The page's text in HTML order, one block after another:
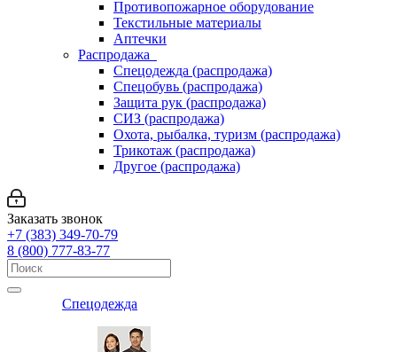
Противопожарное оборудование
Текстильные материалы
Аптечки
Распродажа
Спецодежда (распродажа)
Спецобувь (распродажа)
Защита рук (распродажа)
СИЗ (распродажа)
Охота, рыбалка, туризм (распродажа)
Трикотаж (распродажа)
Другое (распродажа)
Заказать звонок
+7 (383) 349-70-79
8 (800) 777-83-77
Спецодежда